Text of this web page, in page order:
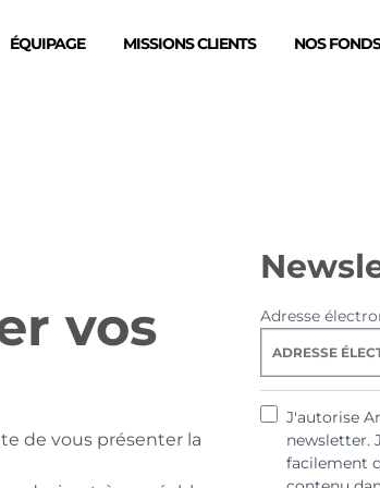
ÉQUIPAGE MISSIONS CLIENTS NOS
vos
de vous présenter la
Adresse
J'autorise
newsletter.
facilement